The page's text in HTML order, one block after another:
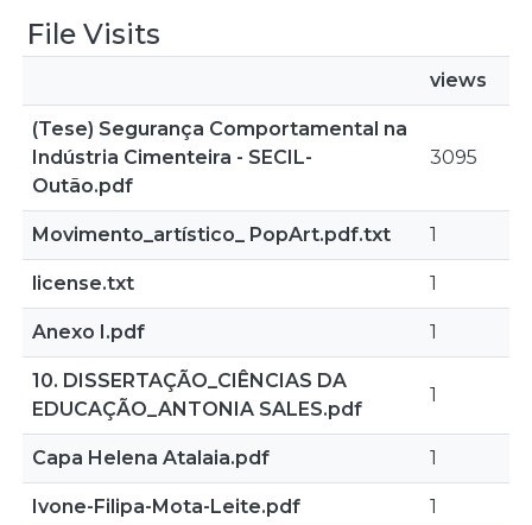
File Visits
views
(Tese) Segurança Comportamental na
Indústria Cimenteira - SECIL-
Outão.pdf
3095
Movimento_artístico_ PopArt.pdf.txt 1
license.txt 1
Anexo I.pdf 1
10. DISSERTAÇÃO_CIÊNCIAS DA
EDUCAÇÃO_ANTONIA SALES.pdf
1
Capa Helena Atalaia.pdf 1
Ivone-Filipa-Mota-Leite.pdf 1